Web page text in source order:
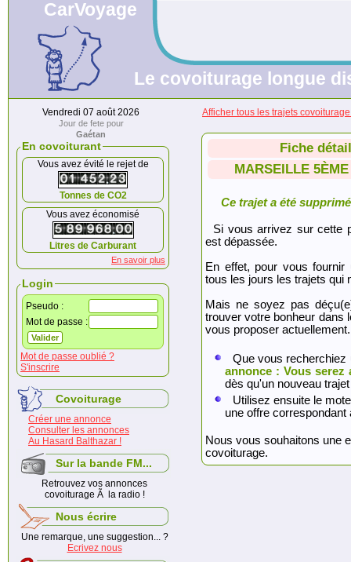
CarVoyage
Le covoiturage longue
Vendredi 07 août 2026
Jour de fete pour
Gaétan
En covoiturant
Vous avez évité le rejet de
Tonnes de CO2
Vous avez économisé
Litres de Carburant
En savoir plus
Login
Pseudo :
Mot de passe :
Mot de passe oublié ?
S'inscrire
Covoiturage
Créer une annonce
Consulter les annonces
Au Hasard Balthazar !
Sur la bande FM...
Retrouvez vos annonces
covoiturage Ã la radio !
Nous écrire
Une remarque, une suggestion... ?
Ecrivez nous
Afficher tous les trajets
Fiche
MARSEILLE
Ce trajet a été
Si vous arrivez sur cette
est dépassée.
En effet, pour vous fournir
tous les jours les trajets qui
Mais ne soyez pas
trouver votre bonheur dans
vous proposer actuellement.
Que vous
annonce : Vous serez
dès qu'un nouveau
Utilisez ensuite le
une offre
Nous vous souhaitons une
covoiturage.